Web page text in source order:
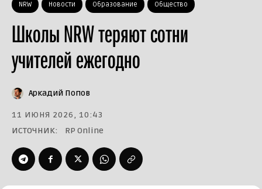
NRW Новости Образование Общество
Школы NRW теряют сотни
учителей ежегодно
Аркадий Попов
11 ИЮНЯ 2026, 10:43
ИСТОЧНИК:
RP Online